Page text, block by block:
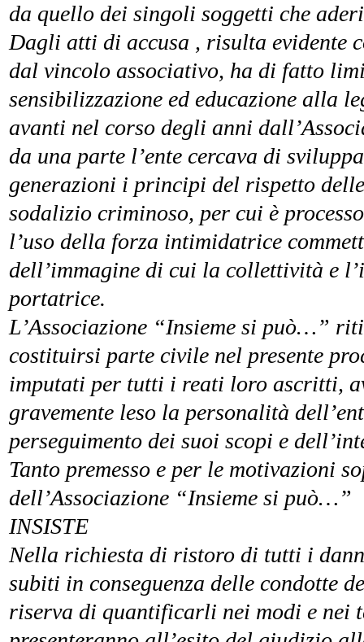
da quello dei singoli soggetti che
Dagli atti di accusa , risulta evidente
dal vincolo associativo, ha di fatto
sensibilizzazione ed educazione alla
avanti nel corso degli anni
da una parte l’ente cercava di
generazioni i principi del rispetto
sodalizio criminoso, per cui è
l’uso della forza intimidatrice
dell’immagine di cui la collettività e
portatrice.
L’Associazione “Insieme si può…”
costituirsi parte civile nel presente
imputati per tutti i reati loro ascritti,
gravemente leso la personalità
perseguimento dei suoi scopi e
Tanto premesso e per le motivazioni
dell’Associazione “Insieme si può…”
INSISTE
Nella richiesta di ristoro di tutti i
subiti in conseguenza delle condotte
riserva di quantificarli nei modi e nei